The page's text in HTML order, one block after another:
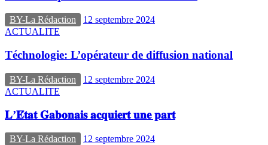
BY-La Rédaction
12 septembre 2024
ACTUALITE
Téchnologie: L’opérateur de diffusion national
BY-La Rédaction
12 septembre 2024
ACTUALITE
𝐋’𝐄́𝐭𝐚𝐭 𝐆𝐚𝐛𝐨𝐧𝐚𝐢𝐬 𝐚𝐜𝐪𝐮𝐢𝐞𝐫𝐭 𝐮𝐧𝐞 𝐩𝐚𝐫𝐭
BY-La Rédaction
12 septembre 2024